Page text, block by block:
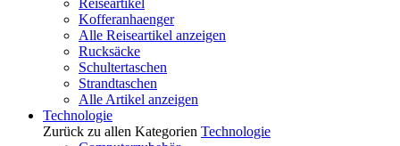
Reiseartikel
Kofferanhaenger
Alle Reiseartikel anzeigen
Rucksäcke
Schultertaschen
Strandtaschen
Alle Artikel anzeigen
Technologie
Zurück zu allen Kategorien Technologie